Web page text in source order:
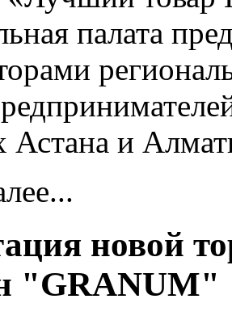
палата
Астана и
новой
"GRANUM"